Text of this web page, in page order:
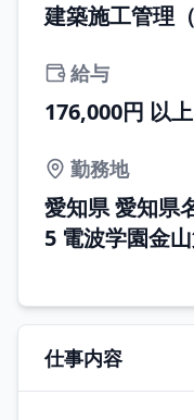
建築施工管理（
給与
176,000円 以
勤務地
愛知県 愛知県
5 電波学園金
仕事内容